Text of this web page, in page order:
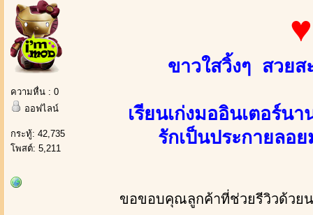
ความหื่น : 0
ออฟไลน์
กระทู้: 42,735
โพสต์: 5,211
ขาวใสวิ้งๆ สวย
เรียนเก่งมออินเตอร์น
รักเป็นประกายล
ขอขอบคุณลูกค้าที่ช่วยรีวิวด้วย